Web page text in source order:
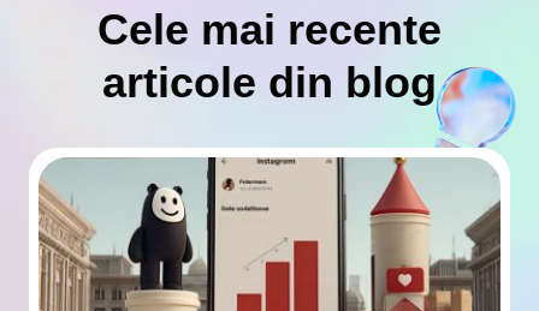
Cele mai recente
articole din blog